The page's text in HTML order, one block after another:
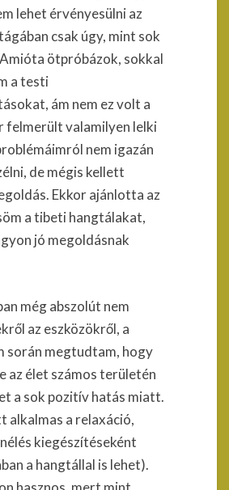
lehet érvényesülni az
csak úgy, mint sok
ötpróbázok, sokkal
a testi
ám nem ez volt a
felmerült valamilyen lelki
nem igazán
de mégis kellett
Ekkor ajánlotta az
a tibeti hangtálakat,
jó megoldásnak
még abszolút nem
az eszközökről, a
során megtudtam, hogy
az élet számos területén
a sok pozitív hatás miatt.
alkalmas a relaxáció,
kiegészítéseként
a hangtállal is lehet).